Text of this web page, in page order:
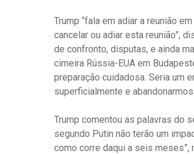
Trump “fala em adiar a reunião
cancelar ou adiar esta reunião”,
de confronto, disputas, e ainda
cimeira Rússia-EUA em
preparação cuidadosa. Seria um
superficialmente e
Trump comentou as palavras do
segundo Putin não terão um
como corre daqui a seis